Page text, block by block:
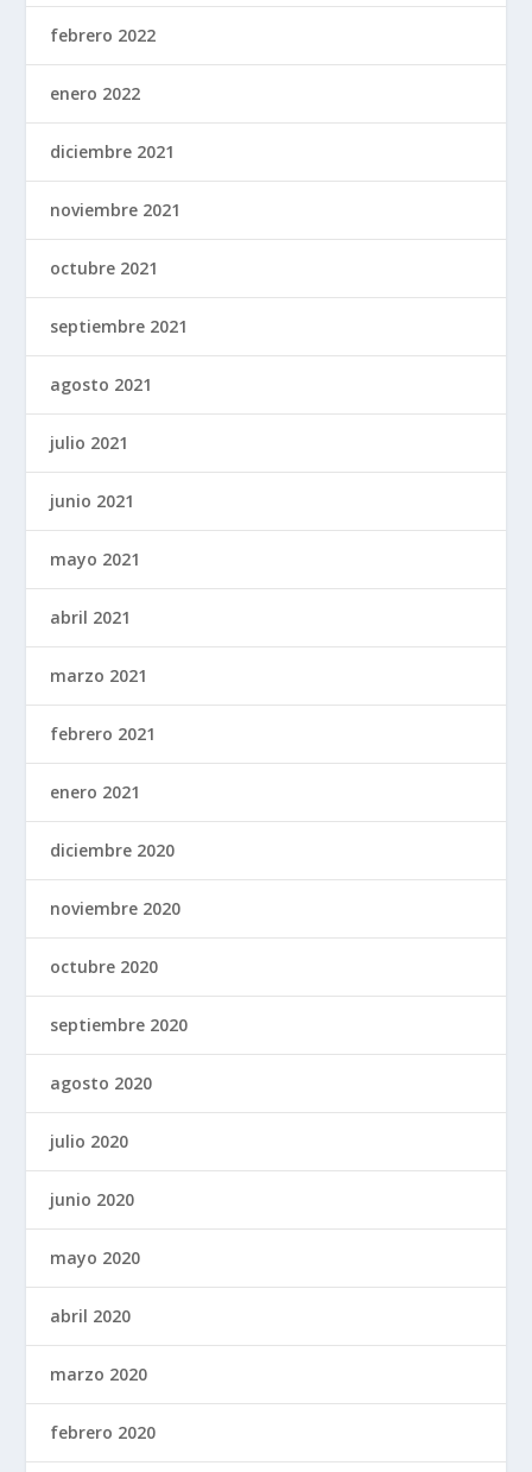
febrero 2022
enero 2022
diciembre 2021
noviembre 2021
octubre 2021
septiembre 2021
agosto 2021
julio 2021
junio 2021
mayo 2021
abril 2021
marzo 2021
febrero 2021
enero 2021
diciembre 2020
noviembre 2020
octubre 2020
septiembre 2020
agosto 2020
julio 2020
junio 2020
mayo 2020
abril 2020
marzo 2020
febrero 2020